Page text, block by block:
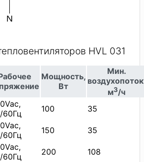
HVL 031
Мощность,
Вт
Мин.
м3/ч
60Гц
100 35
60Гц
150 35
60Гц
200 108